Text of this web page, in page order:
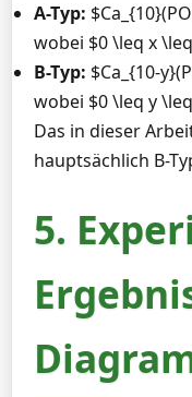
A-Typ:
wobei $0 \leq x
B-Typ: $Ca_{10-
wobei $0 \leq y
Das in dieser
hauptsächlich B-
5.